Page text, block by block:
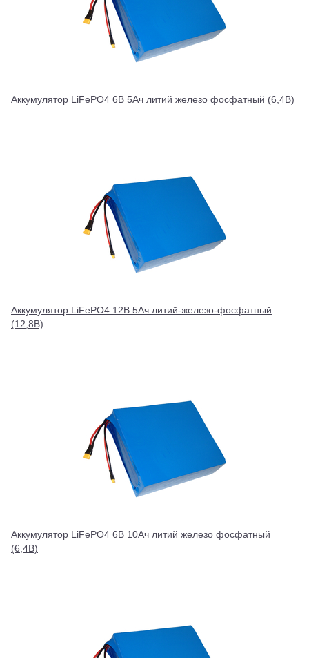
Аккумулятор LiFePO4 6В 5Ач литий железо фосфатный (6,4В)
Аккумулятор LiFePO4 12В 5Ач литий-железо-фосфатный
(12,8В)
Аккумулятор LiFePO4 6В 10Ач литий железо фосфатный
(6,4В)